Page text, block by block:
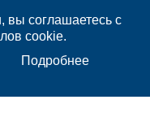
вы соглашаетесь с
cookie.
Подробнее